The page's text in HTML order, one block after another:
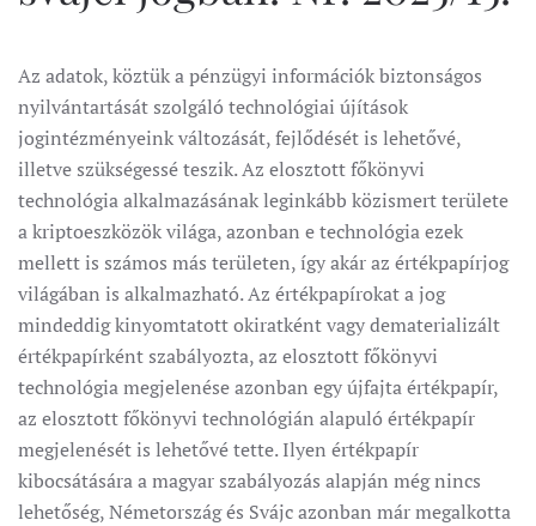
Az adatok, köztük a pénzügyi információk biztonságos
nyilvántartását szolgáló technológiai újítások
jogintézményeink változását, fejlődését is lehetővé,
illetve szükségessé teszik. Az elosztott főkönyvi
technológia alkalmazásának leginkább közismert területe
a kriptoeszközök világa, azonban e technológia ezek
mellett is számos más területen, így akár az értékpapírjog
világában is alkalmazható. Az értékpapírokat a jog
mindeddig kinyomtatott okiratként vagy dematerializált
értékpapírként szabályozta, az elosztott főkönyvi
technológia megjelenése azonban egy újfajta értékpapír,
az elosztott főkönyvi technológián alapuló értékpapír
megjelenését is lehetővé tette. Ilyen értékpapír
kibocsátására a magyar szabályozás alapján még nincs
lehetőség, Németország és Svájc azonban már megalkotta